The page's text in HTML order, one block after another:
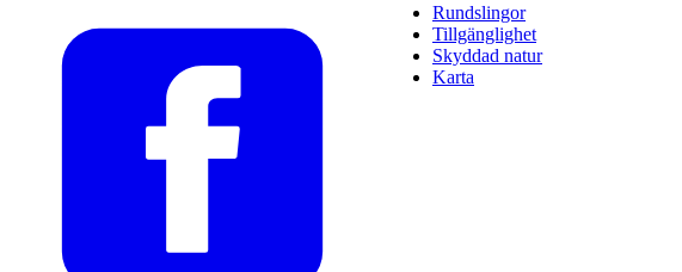
Rundslingor
Tillgänglighet
Skyddad natur
Karta